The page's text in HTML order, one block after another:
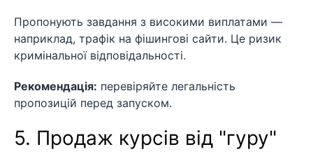
Пропонують завдання з високими виплатами —
наприклад, трафік на фішингові сайти. Це ризик
кримінальної відповідальності.
Рекомендація: перевіряйте легальність
пропозицій перед запуском.
5. Продаж курсів від "гуру"